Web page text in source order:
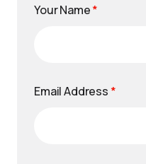
Your Name*
Email Address *